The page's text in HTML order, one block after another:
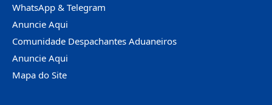
WhatsApp & Telegram
Anuncie Aqui
Comunidade Despachantes Aduaneiros
Anuncie Aqui
Mapa do Site